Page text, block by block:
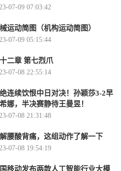
07-09 07:03:42
运动简图（机构运动简图）
07-09 05:15:44
二章 第七烈爪
07-08 22:55:14
连续饮恨中日对决！孙颖莎3-2早
娜，半决赛静待王曼昱！
07-08 21:31:48
腰酸背痛，这组动作了解一下
07-08 19:54:19
移动发布两款人工智能行业大模